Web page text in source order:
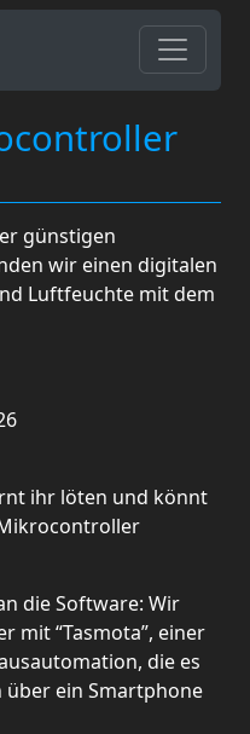
günstigen
wir einen digitalen
Luftfeuchte mit dem
ihr löten und könnt
die Software: Wir
mit “Tasmota”, einer
die es
über ein Smartphone